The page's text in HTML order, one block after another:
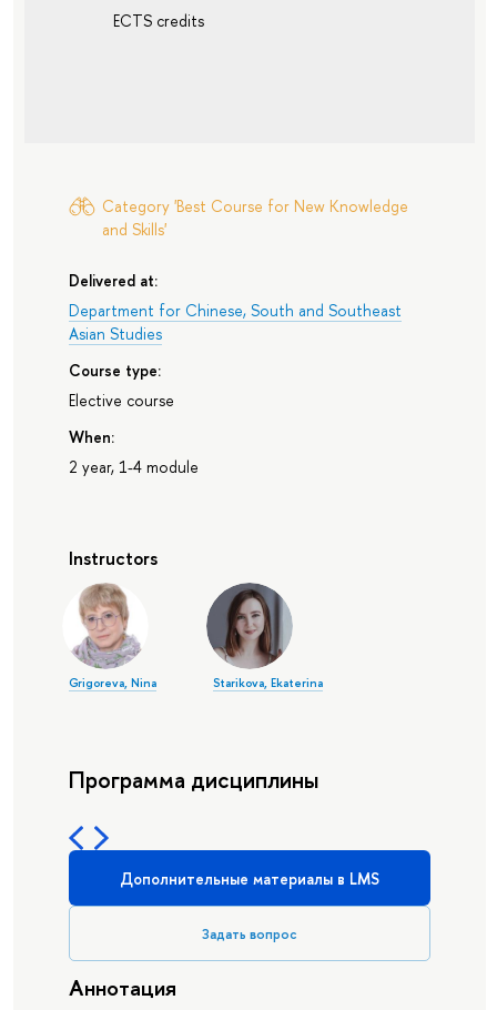
ECTS credits
Category 'Best Course for New Knowledge
and Skills'
Delivered at:
Department for Chinese, South and Southeast
Asian Studies
Course type:
Elective course
When:
2 year, 1-4 module
Instructors
Grigoreva, Nina Starikova, Ekaterina
Программа дисциплины
Дополнительные материалы в LMS
Задать вопрос
Аннотация